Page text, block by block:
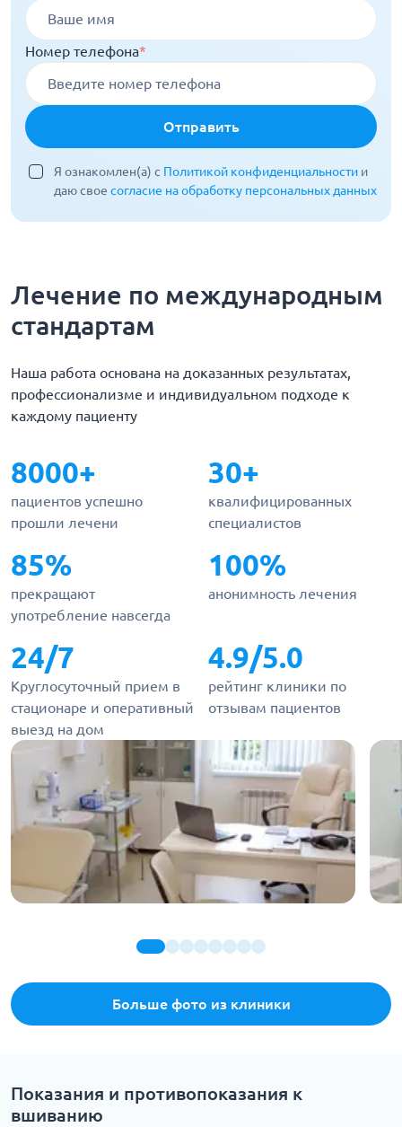
Номер телефона*
Отправить
Я ознакомлен(а) с Политикой конфиденциальности и
даю свое согласие на обработку персональных данных
Лечение по международным
стандартам
Наша работа основана на доказанных результатах,
профессионализме и индивидуальном подходе к
каждому пациенту
8000+
пациентов успешно
прошли лечени
30+
квалифицированных
специалистов
85%
прекращают
употребление навсегда
100%
анонимность лечения
24/7
Круглосуточный прием в
стационаре и оперативный
выезд на дом
4.9/5.0
рейтинг клиники по
отзывам пациентов
Больше фото из клиники
Показания и противопоказания к
вшиванию